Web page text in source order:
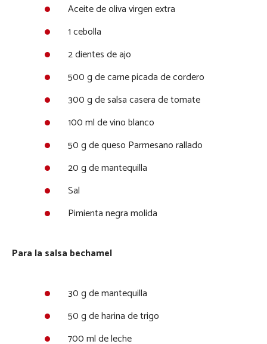
Aceite de oliva virgen extra
1 cebolla
2 dientes de ajo
500 g de carne picada de cordero
300 g de salsa casera de tomate
100 ml de vino blanco
50 g de queso Parmesano rallado
20 g de mantequilla
Sal
Pimienta negra molida
Para la salsa bechamel
30 g de mantequilla
50 g de harina de trigo
700 ml de leche